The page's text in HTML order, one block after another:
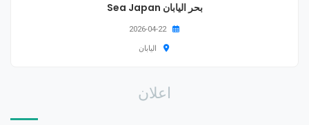
بحر اليابان Sea Japan
2026-04-22
اليابان
اعلان